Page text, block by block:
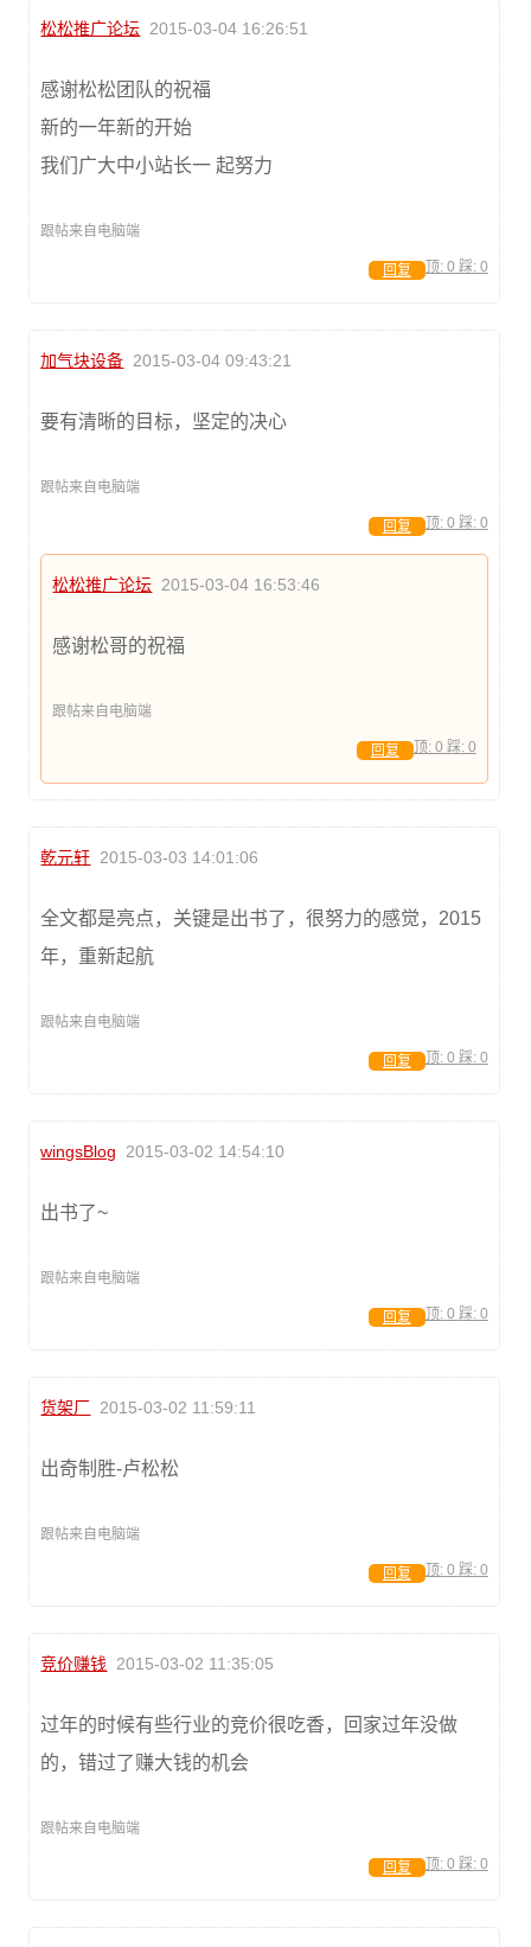
松松推广论坛 2015-03-04 16:26:51
感谢松松团队的祝福
新的一年新的开始
我们广大中小站长一 起努力
跟帖来自电脑端
顶: 0 踩: 0
回复
加气块设备 2015-03-04 09:43:21
要有清晰的目标，坚定的决心
跟帖来自电脑端
顶: 0 踩: 0
回复
松松推广论坛 2015-03-04 16:53:46
感谢松哥的祝福
跟帖来自电脑端
顶: 0 踩: 0
回复
乾元轩 2015-03-03 14:01:06
全文都是亮点，关键是出书了，很努力的感觉，2015
年，重新起航
跟帖来自电脑端
顶: 0 踩: 0
回复
wingsBlog 2015-03-02 14:54:10
出书了~
跟帖来自电脑端
顶: 0 踩: 0
回复
货架厂 2015-03-02 11:59:11
出奇制胜-卢松松
跟帖来自电脑端
顶: 0 踩: 0
回复
竞价赚钱 2015-03-02 11:35:05
过年的时候有些行业的竞价很吃香，回家过年没做
的，错过了赚大钱的机会
跟帖来自电脑端
顶: 0 踩: 0
回复